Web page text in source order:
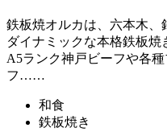
鉄板焼オルカは、六本木、
ダイナミックな本格鉄板焼
A5ランク神戸ビーフや各
フ……
和食
鉄板焼き